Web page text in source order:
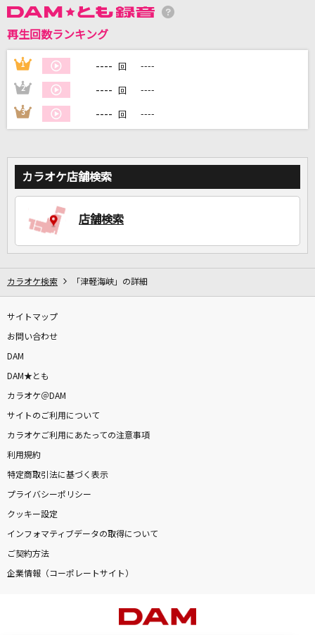
再生回数ランキング
1 ---- 回 ----
2 ---- 回 ----
3 ---- 回 ----
カラオケ店舗検索
店舗検索
カラオケ検索 「津軽海峡」の詳細
サイトマップ
お問い合わせ
DAM
DAM★とも
カラオケ＠DAM
サイトのご利用について
カラオケご利用にあたっての注意事項
利用規約
特定商取引法に基づく表示
プライバシーポリシー
クッキー設定
インフォマティブデータの取得について
ご契約方法
企業情報（コーポレートサイト）